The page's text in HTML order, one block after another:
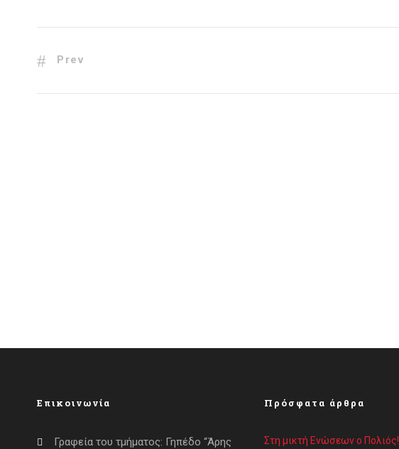
Prev
Επικοινωνία
Γραφεία του τμήματος: Γηπέδο “Άρης
Πρόσφατα άρθρα
Στη μικτή Ενώσεων ο Πολιός!